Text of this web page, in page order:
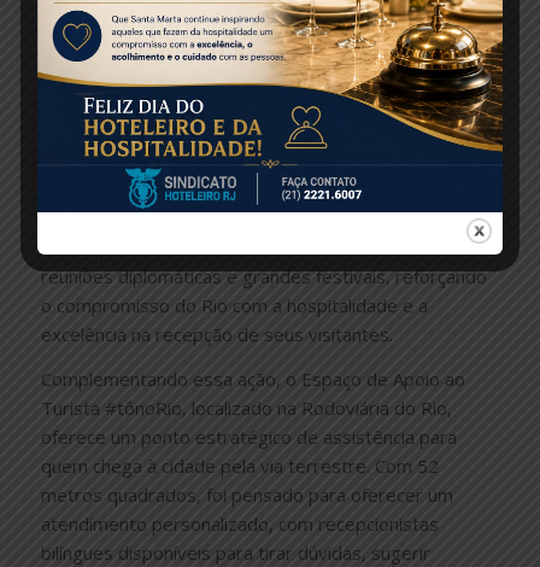
bilíngue está à disposição dos turistas para fornecer
informações detalhadas sobre roteiros, opções de
hospedagem e dicas de atrações locais. O objetivo é
incentivar a visitação aos destinos menos conhecidos,
porém, igualmente ricos em cultura e natureza,
distribuindo de forma equilibrada o fluxo de turistas
por todo o estado. O Lounge G20 estará em
funcionamento até o final de novembro, coincidindo
reuniões diplomáticas e grandes festivais, reforçando
o compromisso do Rio com a hospitalidade e a
excelência na recepção de seus visitantes.
Complementando essa ação, o Espaço de Apoio ao
Turista #tônoRio, localizado na Rodoviária do Rio,
oferece um ponto estratégico de assistência para
quem chega à cidade pela via terrestre. Com 52
metros quadrados, foi pensado para oferecer um
atendimento personalizado, com recepcionistas
bilíngues disponíveis para tirar dúvidas, sugerir